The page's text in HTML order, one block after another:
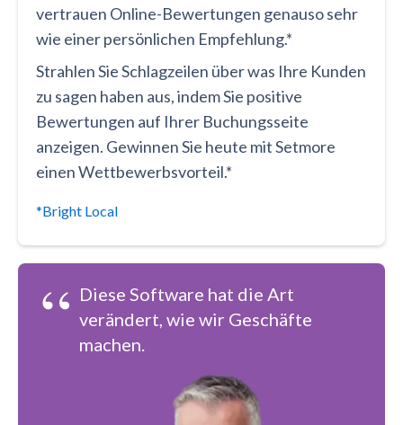
vertrauen Online-Bewertungen genauso sehr
wie einer persönlichen Empfehlung.*
Strahlen Sie Schlagzeilen über was Ihre Kunden
zu sagen haben aus, indem Sie positive
Bewertungen auf Ihrer Buchungsseite
anzeigen. Gewinnen Sie heute mit Setmore
einen Wettbewerbsvorteil.*
*Bright Local
“ Diese Software hat die Art
verändert, wie wir Geschäfte
machen.